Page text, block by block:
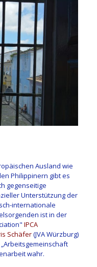
Ausland wie
Philippinern gibt es
gegenseitige
Unterstützung der
internationale
ist in der
IPCA
Schäfer(JVA Würzburg)
„Arbeitsgemeinschaft
wahr.